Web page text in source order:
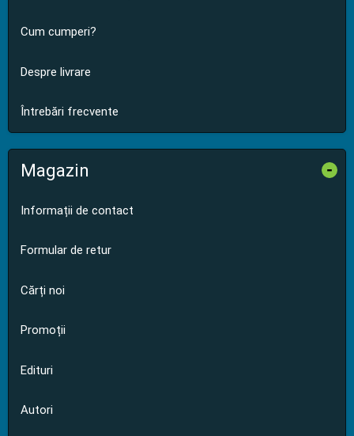
Cum cumperi?
Despre livrare
Întrebări frecvente
Magazin -
Informații de contact
Formular de retur
Cărți noi
Promoții
Edituri
Autori